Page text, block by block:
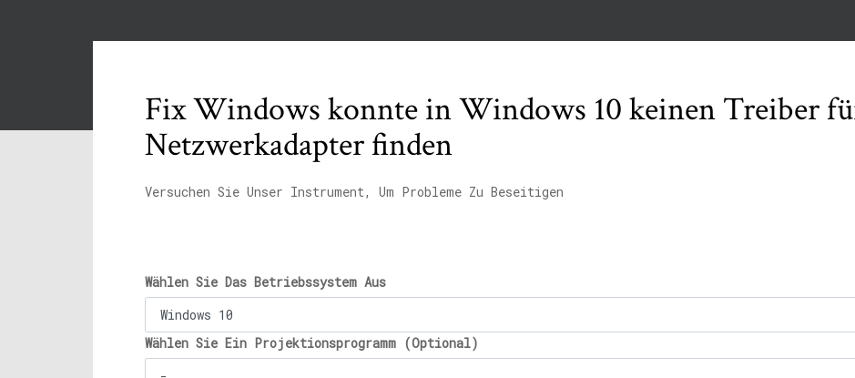
Fix Windows konnte in Windows 10 keinen Treiber
Netzwerkadapter finden
Versuchen Sie Unser Instrument, Um Probleme Zu Beseitigen
Wählen Sie Das Betriebssystem Aus
Wählen Sie Ein Projektionsprogramm (Optional)